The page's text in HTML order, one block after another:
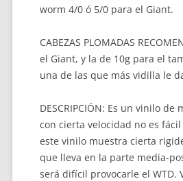
worm 4/0 ó 5/0 para el Giant.
CABEZAS PLOMADAS
el Giant, y la de 10g para el
una de las que más vidilla le
DESCRIPCIÓN: Es un vinilo
con cierta velocidad no es
este vinilo muestra cierta
que lleva en la parte media-
será difícil provocarle el WTD.